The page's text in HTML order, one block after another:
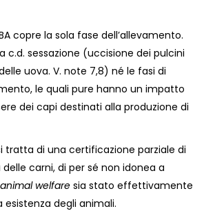
copre la sola fase dell’allevamento.
c.d. sessazione (uccisione dei pulcini
uova. V. note 7,8) né le fasi di
le quali pure hanno un impatto
dei capi destinati alla produzione di
tratta di una certificazione parziale di
carni, di per sé non idonea a
animal welfare sia stato effettivamente
esistenza degli animali.